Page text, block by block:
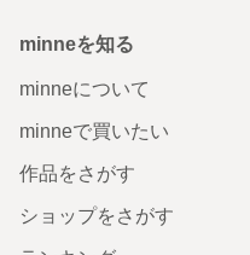
minneを知る
minneについて
minneで買いたい
作品をさがす
ショップをさがす